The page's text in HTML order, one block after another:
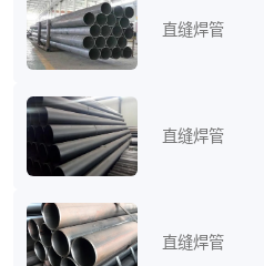
直缝焊管
直缝焊管
直缝焊管